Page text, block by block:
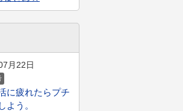
月22日
に疲れたらプチ
よう。